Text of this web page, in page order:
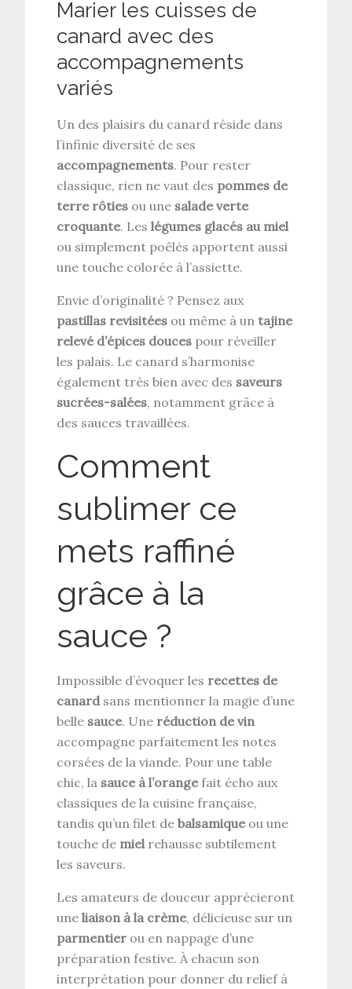
Marier les cuisses de
canard avec des
accompagnements
variés
Un des plaisirs du canard réside dans
l’infinie diversité de ses
accompagnements. Pour rester
classique, rien ne vaut des pommes de
terre rôties ou une salade verte
croquante. Leslégumes glacés au miel
ou simplement poêlés apportent aussi
une touche colorée à l’assiette.
Envie d’originalité ? Pensez aux
pastillas revisitées ou même à un tajine
relevé d’épices douces pour réveiller
les palais. Le canard s’harmonise
également très bien avec des saveurs
sucrées-salées, notamment grâce à
des sauces travaillées.
Comment
sublimer ce
mets raffiné
grâce à la
sauce ?
Impossible d’évoquer les recettes de
canard sans mentionner la magie d’une
belle sauce. Une réduction de vin
accompagne parfaitement les notes
corsées de la viande. Pour une table
chic, la sauce à l’orangefait écho aux
classiques de la cuisine française,
tandis qu’un filet debalsamiqueou une
touche de miel rehausse subtilement
les saveurs.
Les amateurs de douceur apprécieront
uneliaison à la crème, délicieuse sur un
parmentier ou en nappage d’une
préparation festive. À chacun son
interprétation pour donner du relief à